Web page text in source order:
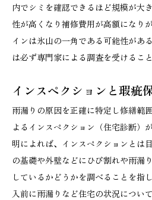
内でシミを確認できるほど規模が大
性が高くなり補修費用が高額になり
インは氷山の一角である可能性があ
は必ず専門家による調査を受けるこ
インスペクションと瑕疵
雨漏りの原因を正確に特定し修繕範
よるインスペクション（住宅診断）
明によれば、インスペクションとは
の基礎や外壁などにひび割れや雨漏
しているかどうかを調べることを指
入前に雨漏りなど住宅の状況につい